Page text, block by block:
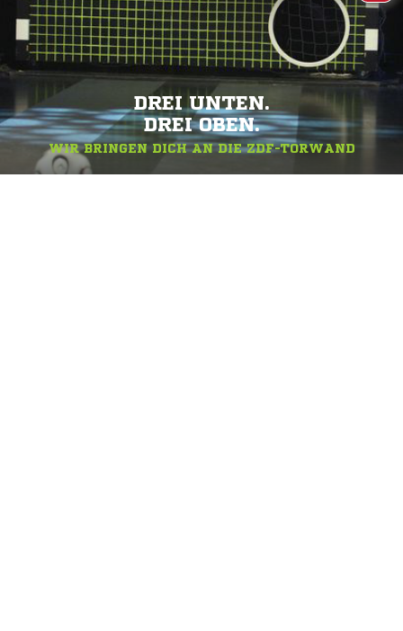
DREI UNTEN.
DREI OBEN.
WIR BRINGEN DICH AN DIE ZDF-TORWAND